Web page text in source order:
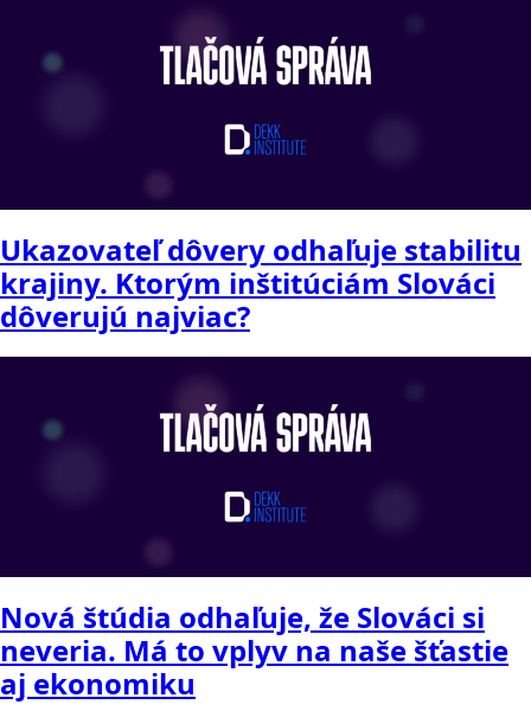
Ukazovateľ dôvery odhaľuje stabilitu
krajiny. Ktorým inštitúciám Slováci
dôverujú najviac?
Nová štúdia odhaľuje, že Slováci si
neveria. Má to vplyv na naše šťastie
aj ekonomiku